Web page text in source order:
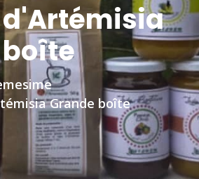
d'Artémisia
Grande boîte